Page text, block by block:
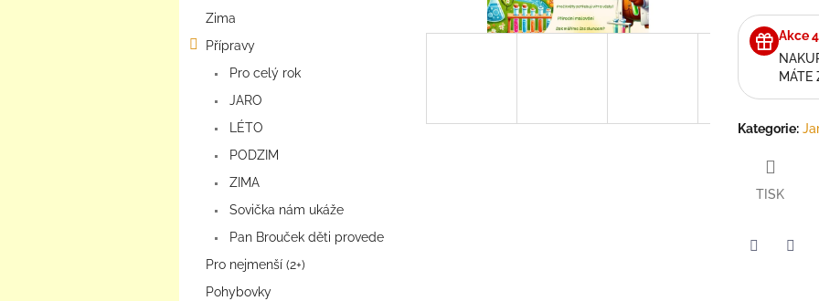
Zima
Přípravy
Pro celý rok
JARO
LÉTO
PODZIM
ZIMA
Sovička nám ukáže
Pan Brouček děti provede
Pro nejmenší (2+)
Pohybovky
Akce
MÁTE
Kategorie:
TISK